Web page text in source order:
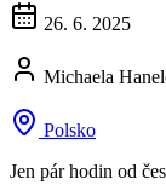
26. 6. 2025
Michaela
Polsko
Jen pár hodin od